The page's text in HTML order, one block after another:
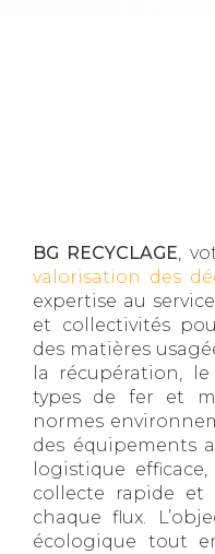
BG RECYCLAGE,
valorisation des
expertise au
et collectivités
des matières
la récupération,
types de fer et
normes
des équipements
logistique efficace,
collecte rapide
chaque flux.
écologique tout